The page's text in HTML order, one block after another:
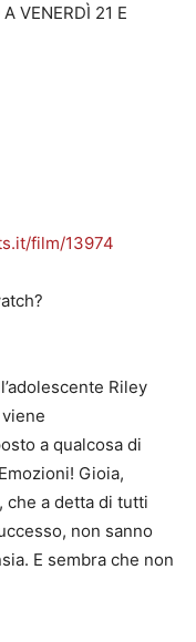
VENERDÌ 21 E
film/13974
Riley
a qualcosa di
Gioia,
che a detta di tutti
non sanno
E sembra che non